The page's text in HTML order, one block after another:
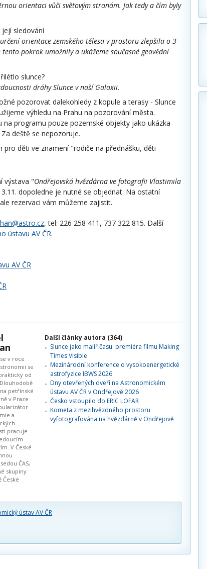
orientaci vůči světovým stranám. Jak tedy a čím byly
její sledování
orientace zemského tělesa v prostoru zlepšila o 3-
pokrok umožnily a ukážeme současné geovědní
slunce?
dráhy Slunce v naší Galaxii.
pozorovat dalekohledy z kopule a terasy - Slunce
výhledu na Prahu na pozorování města.
na programu pouze pozemské objekty jako ukázka
deště se nepozoruje.
pro děti ve znamení "rodiče na přednášku, děti
výstava "Ondřejovská hvězdárna ve fotografii Vlastimila
dopoledne je nutné se objednat. Na ostatní
rezervaci vám můžeme zajistit.
, tel: 226 258 411, 737 322 815. Další
ústavu AV ČR.
AV ČR
v roce
se
od
petřínské
v Praze
a
pracuje
V České
ČAS,
skupiny
České
Další články autora (364)
Slunce jako malíř času: premiéra filmu Making
Times Visible
Mezinárodní konference o vysokoenergetické
astrofyzice IBWS 2026
Dny otevřených dveří na Astronomickém
ústavu AV ČR v Ondřejově 2026
Česko vstoupilo do ERIC LOFAR
Kometa z mezihvězdného prostoru
vyfotografována na hvězdárně v Ondřejově
ústav AV ČR